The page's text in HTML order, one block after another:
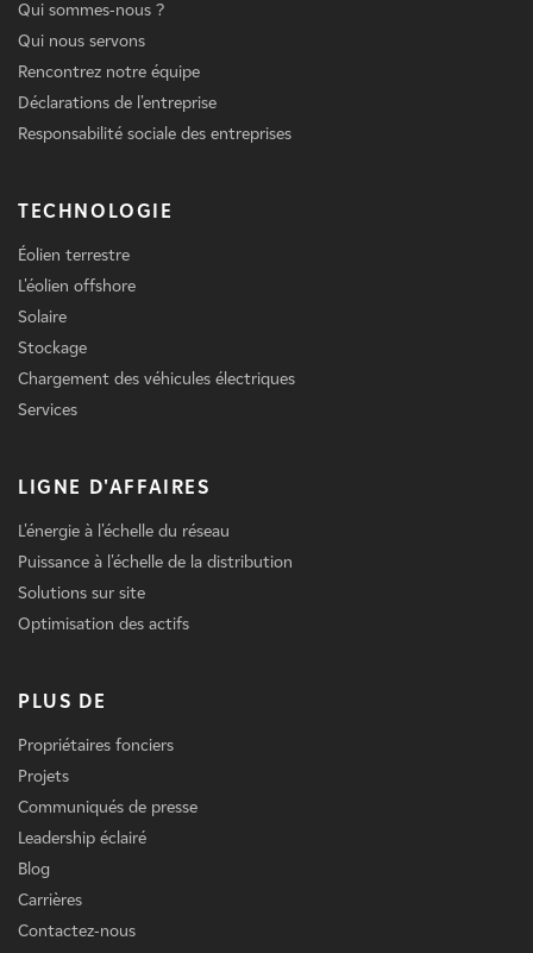
Qui sommes-nous ?
Qui nous servons
Rencontrez notre équipe
Déclarations de l'entreprise
Responsabilité sociale des entreprises
TECHNOLOGIE
Éolien terrestre
L'éolien offshore
Solaire
Stockage
Chargement des véhicules électriques
Services
LIGNE D'AFFAIRES
L'énergie à l'échelle du réseau
Puissance à l'échelle de la distribution
Solutions sur site
Optimisation des actifs
PLUS DE
Propriétaires fonciers
Projets
Communiqués de presse
Leadership éclairé
Blog
Carrières
Contactez-nous